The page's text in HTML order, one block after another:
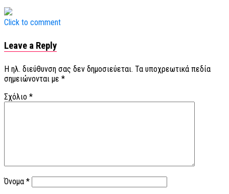
Click to comment
Leave a Reply
Η ηλ. διεύθυνση σας δεν δημοσιεύεται. Τα υποχρεωτικά πεδία
σημειώνονται με *
Σχόλιο *
Όνομα *